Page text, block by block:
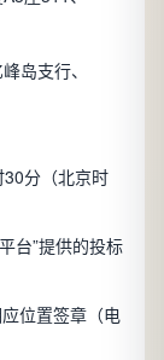
岛支行、
分（北京时
台”提供的投标
位置签章（电